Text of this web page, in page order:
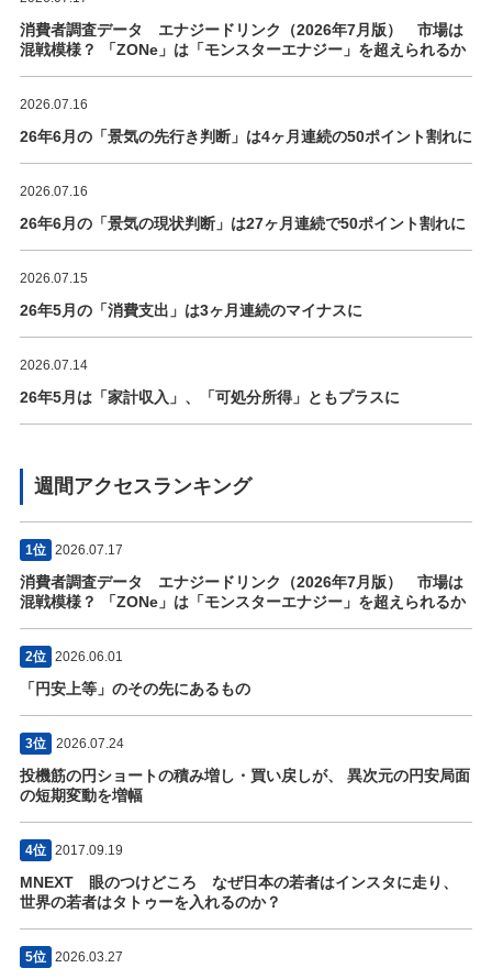
消費者調査データ エナジードリンク（2026年7月版） 市場は
混戦模様？ 「ZONe」は「モンスターエナジー」を超えられるか
2026.07.16
26年6月の「景気の先行き判断」は4ヶ月連続の50ポイント割れに
2026.07.16
26年6月の「景気の現状判断」は27ヶ月連続で50ポイント割れに
2026.07.15
26年5月の「消費支出」は3ヶ月連続のマイナスに
2026.07.14
26年5月は「家計収入」、「可処分所得」ともプラスに
週間アクセスランキング
1位 2026.07.17
消費者調査データ エナジードリンク（2026年7月版） 市場は
混戦模様？ 「ZONe」は「モンスターエナジー」を超えられるか
2位 2026.06.01
「円安上等」のその先にあるもの
3位 2026.07.24
投機筋の円ショートの積み増し・買い戻しが、 異次元の円安局面
の短期変動を増幅
4位 2017.09.19
MNEXT 眼のつけどころ なぜ日本の若者はインスタに走り、
世界の若者はタトゥーを入れるのか？
5位 2026.03.27